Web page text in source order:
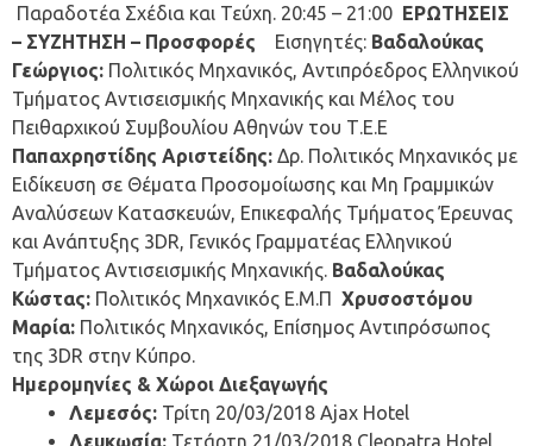
Παραδοτέα Σχέδια και Τεύχη. 20:45 – 21:00 ΕΡΩΤΗΣΕΙΣ
– ΣΥΖΗΤΗΣΗ – Προσφορές
Εισηγητές: Βαδαλούκας
Γεώργιος: Πολιτικός Μηχανικός, Αντιπρόεδρος Ελληνικού
Τμήματος Αντισεισμικής Μηχανικής και Μέλος του
Πειθαρχικού Συμβουλίου Αθηνών του Τ.Ε.Ε
Παπαχρηστίδης Αριστείδης: Δρ. Πολιτικός Μηχανικός με
Ειδίκευση σε Θέματα Προσομοίωσης και Μη Γραμμικών
Αναλύσεων Κατασκευών, Επικεφαλής Τμήματος Έρευνας
και Ανάπτυξης 3DR, Γενικός Γραμματέας Ελληνικού
Τμήματος Αντισεισμικής Μηχανικής. Βαδαλούκας
Κώστας: Πολιτικός Μηχανικός Ε.Μ.Π Χρυσοστόμου
Μαρία: Πολιτικός Μηχανικός, Επίσημος Αντιπρόσωπος
της 3DR στην Κύπρο.
Ημερομηνίες & Χώροι Διεξαγωγής
Λεμεσός: Τρίτη 20/03/2018 Ajax Hotel
Λευκωσία: Τετάρτη 21/03/2018 Cleopatra Hotel